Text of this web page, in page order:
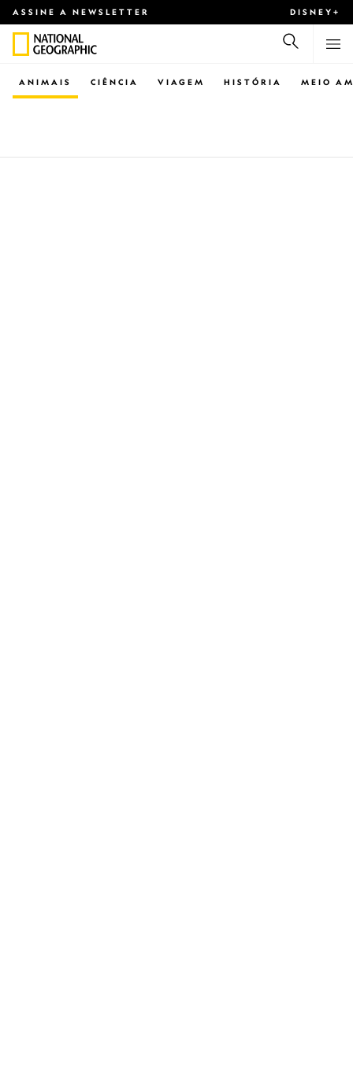
ASSINE A NEWSLETTER DISNEY+
CIÊNCIA VIAGEM
ANIMAIS HISTÓRIA MEIO